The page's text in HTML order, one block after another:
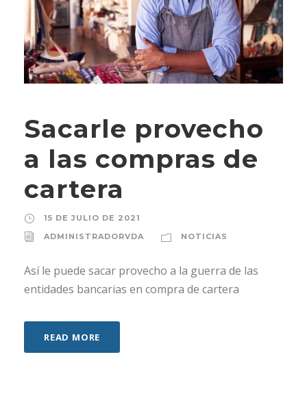
Sacarle provecho
a las compras de
cartera
15 DE JULIO DE 2021
ADMINISTRADORVDA
NOTICIAS
Así le puede sacar provecho a la guerra de las
entidades bancarias en compra de cartera
READ MORE